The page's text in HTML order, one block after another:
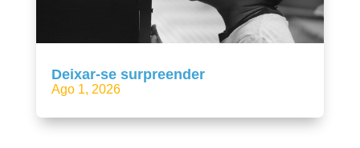
Deixar-se surpreender
Ago 1, 2026